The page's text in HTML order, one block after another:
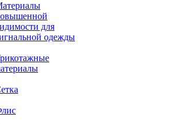
для
одежды